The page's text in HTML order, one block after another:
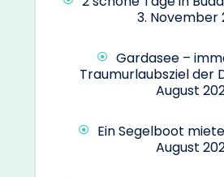
3. November
Gardasee –
Traumurlaubsziel der
August
Ein Segelboot
August